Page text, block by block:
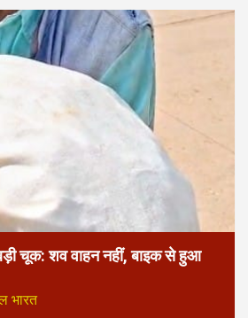
चूक: शव वाहन नहीं, बाइक से हुआ
भारत